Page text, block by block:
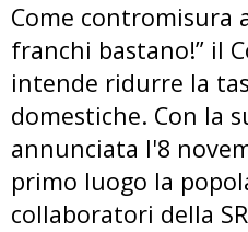
Come contromisura
franchi bastano!” il
intende ridurre la
domestiche. Con la
annunciata l'8
primo luogo la
collaboratori della